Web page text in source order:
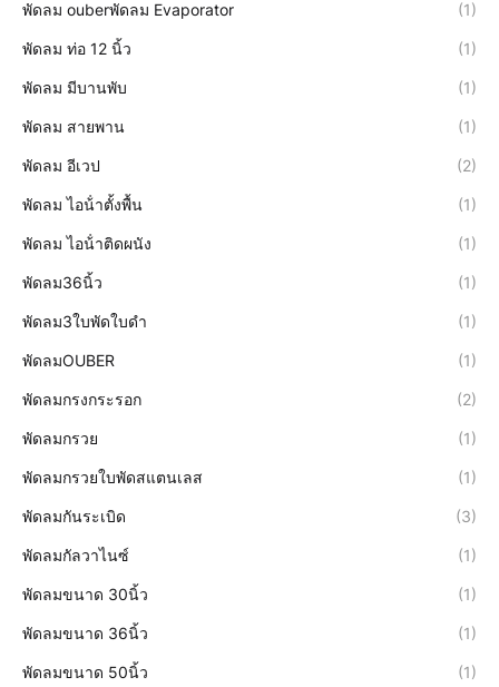
พัดลม ouberพัดลม Evaporator (1)
พัดลม ท่อ 12 นิ้ว (1)
พัดลม มีบานพับ (1)
พัดลม สายพาน (1)
พัดลม อีเวป (2)
พัดลม ไอน้ําตั้งพื้น (1)
พัดลม ไอน้ําติดผนัง (1)
พัดลม36นิ้ว (1)
พัดลม3ใบพัดใบดำ (1)
พัดลมOUBER (1)
พัดลมกรงกระรอก (2)
พัดลมกรวย (1)
พัดลมกรวยใบพัดสแตนเลส (1)
พัดลมกันระเบิด (3)
พัดลมกัลวาไนซ์ (1)
พัดลมขนาด 30นิ้ว (1)
พัดลมขนาด 36นิ้ว (1)
พัดลมขนาด 50นิ้ว (1)